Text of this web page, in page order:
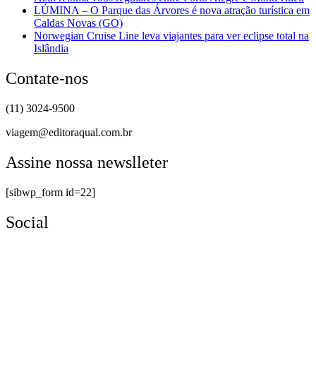
LÚMINA – O Parque das Árvores é nova atração turística em
Caldas Novas (GO)
Norwegian Cruise Line leva viajantes para ver eclipse total na
Islândia
Contate-nos
(11) 3024-9500
viagem@editoraqual.com.br
Assine nossa newslleter
[sibwp_form id=22]
Social